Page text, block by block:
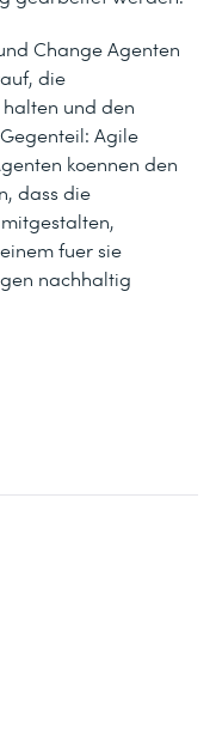
Change Agenten
die
und den
Agile
koennen den
dass die
fuer sie
nachhaltig